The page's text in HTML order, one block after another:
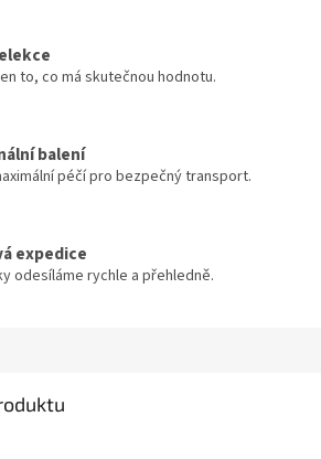
to, co má skutečnou hodnotu.
balení
péčí pro bezpečný transport.
expedice
odesíláme rychle a přehledně.